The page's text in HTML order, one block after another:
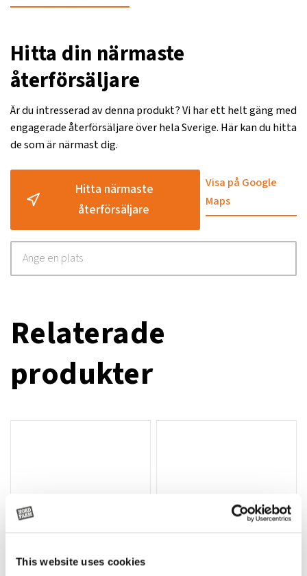
This website uses cookies
Hitta din närmaste
återförsäljare
Är du intresserad av denna produkt? Vi har ett helt gäng med
engagerade återförsäljare över hela Sverige. Här kan du hitta
de som är närmast dig.
Hitta närmaste
återförsäljare
Visa på Google
Maps
Relaterade
produkter